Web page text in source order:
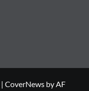
| CoverNews by AF